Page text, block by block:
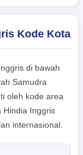
Kode Kota
di bawah
Samudra
oleh kode area
Hindia Inggris
internasional.